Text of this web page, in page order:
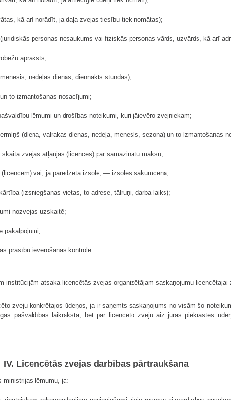
kā arī norādīt, ja daļa zvejas tiesību tiek nomātas);
personas nosaukums vai fiziskās personas vārds, uzvārds, kā arī
apraksts;
nedēļas dienas, diennakts stundas);
to izmantošanas nosacījumi;
lēmumi un drošības noteikumi, kuri jāievēro zvejniekam;
(diena, vairākas dienas, nedēļa, mēnesis, sezona) un to izmantošanas
zvejas atļaujas (licences) par samazinātu maksu;
vai, ja paredzēta izsole, — izsoles sākumcena;
(izsniegšanas vietas, to adrese, tālruņi, darba laiks);
nozvejas uzskaitē;
pakalpojumi;
prasību ievērošanas kontrole.
institūcijām atsaka licencētās zvejas organizētājam saskaņojumu licencētajai
zveju konkrētajos ūdeņos, ja ir saņemts saskaņojums no visām šo
pašvaldības laikrakstā, bet par licencēto zveju aiz jūras piekrastes
IV. Licencētās zvejas darbības pārtraukšana
ministrijas lēmumu, ja: